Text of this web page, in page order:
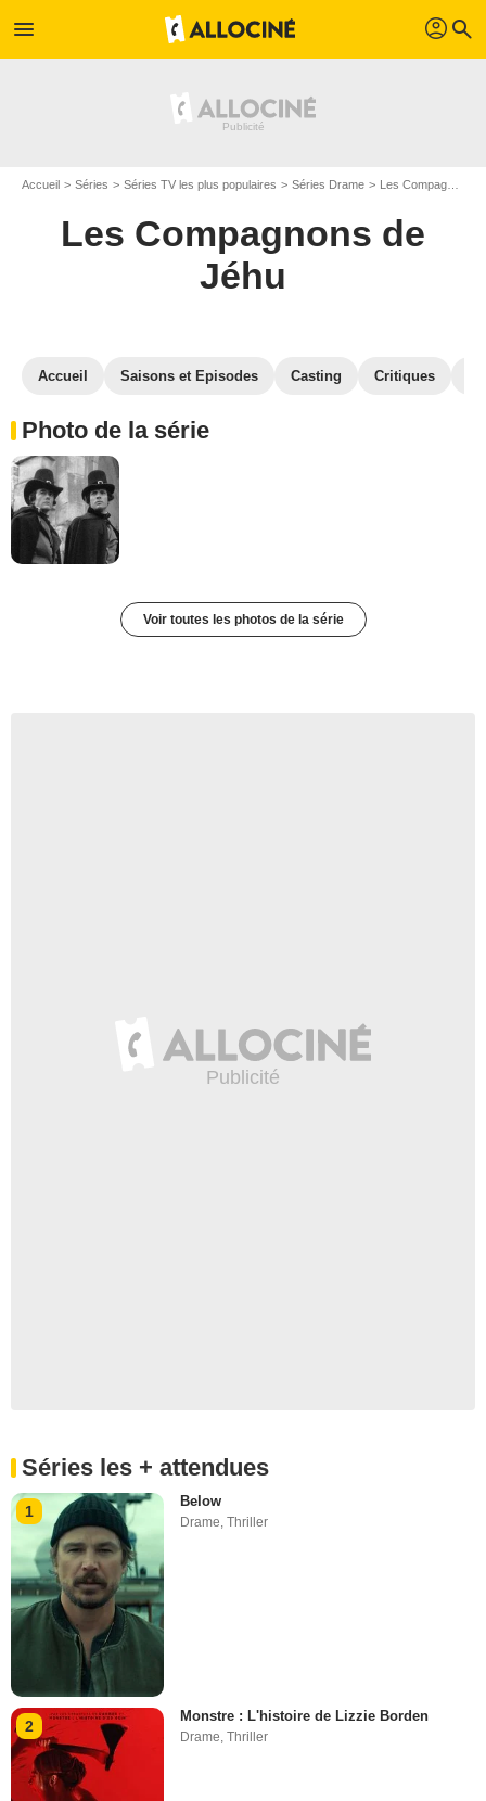
menu profil search
Accueil Séries Séries TV les plus populaires Séries Drame Les Compagnons de Jéhu
Les Compagnons de
Jéhu
Accueil Saisons et Episodes Casting Critiques
Photo de la série
Voir toutes les photos de la série
Séries les + attendues
1
Below
Drame ,Thriller
2
Monstre : L'histoire de Lizzie Borden
Drame,Thriller